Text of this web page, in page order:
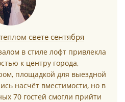
свете сентября
в стиле лофт привлекла
к центру города,
площадкой для выездной
насчёт вместимости, но в
70 гостей смогли прийти